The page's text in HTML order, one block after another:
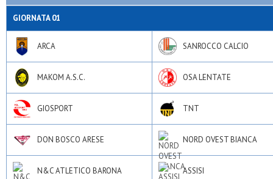
GIORNATA 01
ARCA SANROCCO CALCIO
MAKOM A.S.C. OSA LENTATE
GIOSPORT TNT
DON BOSCO ARESE NORD OVEST BIANCA
N&C ATLETICO BARONA ASSISI